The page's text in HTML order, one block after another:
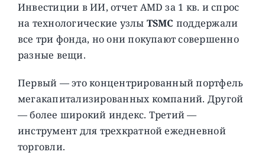
Инвестиции в ИИ, отчет AMD за 1 кв. и спрос
на технологические узлы TSMC поддержали
все три фонда, но они покупают совершенно
разные вещи.
Первый — это концентрированный портфель
мегакапитализированных компаний. Другой
— более широкий индекс. Третий —
инструмент для трехкратной ежедневной
торговли.